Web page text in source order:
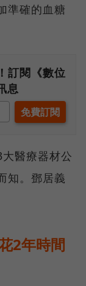
準確的血糖
訂閱《數位
息
醫療器材公
知。鄧居義
2年時間